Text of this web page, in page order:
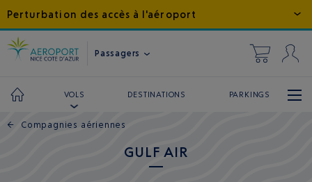
Perturbation des accès à l'aéroport
Passagers
VOLS DESTINATIONS PARKINGS
← Compagnies aériennes
GULF AIR